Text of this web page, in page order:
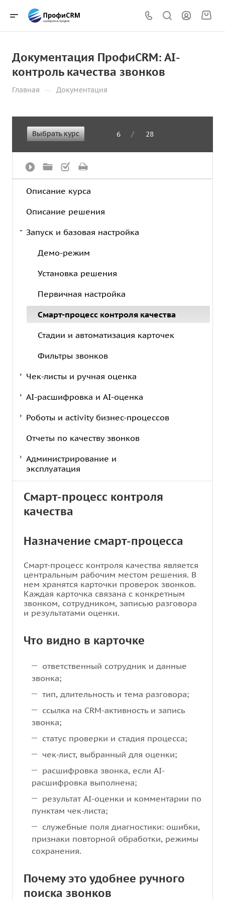
Документация ПрофиCRM: AI-
контроль качества звонков
Главная — Документация
Выбрать курс 6 / 28
Описание курса
Описание решения
Запуск и базовая настройка
Демо-режим
Установка решения
Первичная настройка
Смарт-процесс контроля качества
Стадии и автоматизация карточек
Фильтры звонков
Чек-листы и ручная оценка
AI-расшифровка и AI-оценка
Роботы и activity бизнес-процессов
Отчеты по качеству звонков
Администрирование и
эксплуатация
Смарт-процесс контроля
качества
Назначение смарт-процесса
Смарт-процесс контроля качества является
центральным рабочим местом решения. В
нем хранятся карточки проверок звонков.
Каждая карточка связана с конкретным
звонком, сотрудником, записью разговора
и результатами оценки.
Что видно в карточке
ответственный сотрудник и данные
звонка;
тип, длительность и тема разговора;
ссылка на CRM-активность и запись
звонка;
статус проверки и стадия процесса;
чек-лист, выбранный для оценки;
расшифровка звонка, если AI-
расшифровка выполнена;
результат AI-оценки и комментарии по
пунктам чек-листа;
служебные поля диагностики: ошибки,
признаки повторной обработки, режимы
сохранения.
Почему это удобнее ручного
поиска звонков